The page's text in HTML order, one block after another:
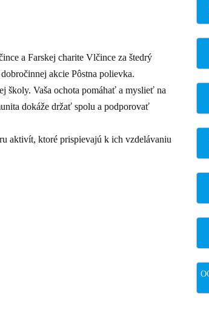
a Farskej charite Vlčince za štedrý
akcie Pôstna polievka.
školy. Vaša ochota pomáhať a myslieť na
dokáže držať spolu a podporovať
aktivít, ktoré prispievajú k ich vzdelávaniu